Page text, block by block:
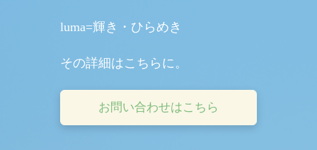
luma=輝き・ひらめき
その詳細はこちらに。
お問い合わせはこちら